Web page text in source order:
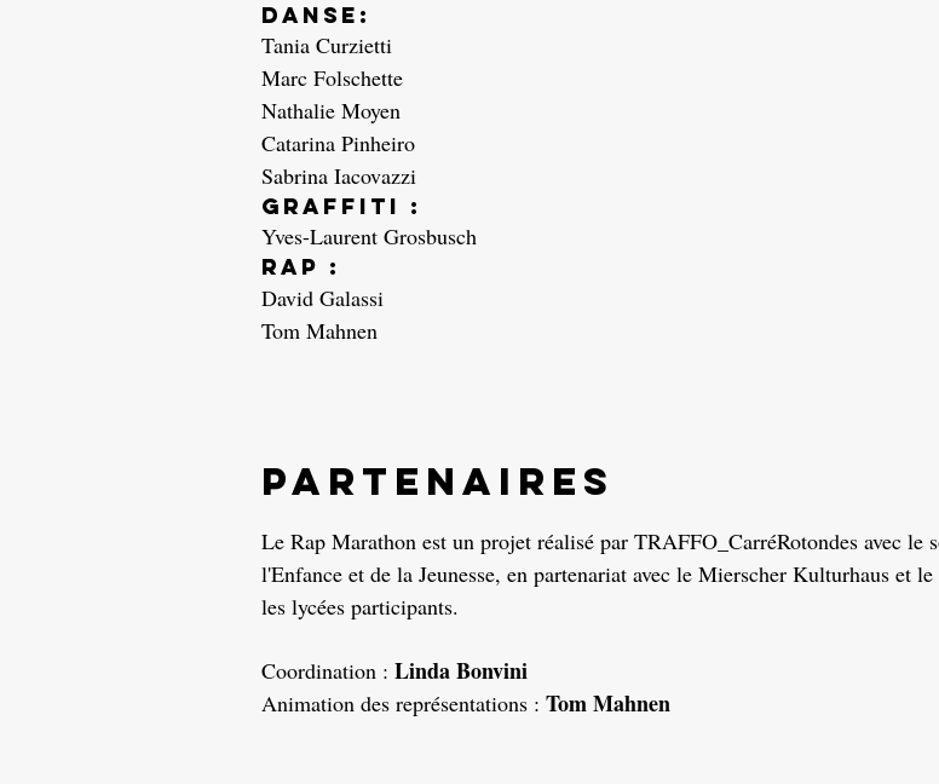
Danse:
Tania Curzietti
Marc Folschette
Nathalie Moyen
Catarina Pinheiro
Sabrina Iacovazzi
Graffiti :
Yves-Laurent Grosbusch
Rap :
David Galassi
Tom Mahnen
partenaires
Le Rap Marathon est un projet réalisé par TRAFFO_CarréRotondes avec
l'Enfance et de la Jeunesse, en partenariat avec le Mierscher Kulturhaus et
les lycées participants.
Coordination : Linda Bonvini
Animation des représentations : Tom Mahnen